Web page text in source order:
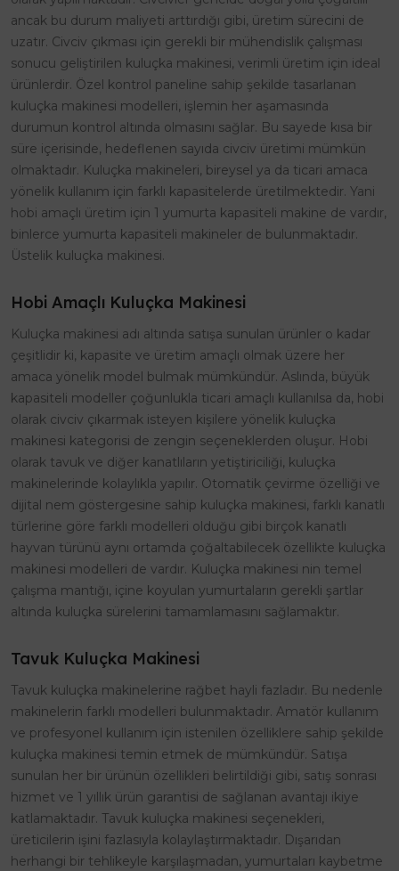
ancak bu durum maliyeti arttırdığı gibi, üretim sürecini de
uzatır. Civciv çıkması için gerekli bir mühendislik çalışması
sonucu geliştirilen kuluçka makinesi, verimli üretim için ideal
ürünlerdir. Özel kontrol paneline sahip şekilde tasarlanan
kuluçka makinesi modelleri, işlemin her aşamasında
durumun kontrol altında olmasını sağlar. Bu sayede kısa bir
süre içerisinde, hedeflenen sayıda civciv üretimi mümkün
olmaktadır. Kuluçka makineleri, bireysel ya da ticari amaca
yönelik kullanım için farklı kapasitelerde üretilmektedir. Yani
hobi amaçlı üretim için 1 yumurta kapasiteli makine de vardır,
binlerce yumurta kapasiteli makineler de bulunmaktadır.
Üstelik kuluçka makinesi.
Hobi Amaçlı Kuluçka Makinesi
Kuluçka makinesi adı altında satışa sunulan ürünler o kadar
çeşitlidir ki, kapasite ve üretim amaçlı olmak üzere her
amaca yönelik model bulmak mümkündür. Aslında, büyük
kapasiteli modeller çoğunlukla ticari amaçlı kullanılsa da, hobi
olarak civciv çıkarmak isteyen kişilere yönelik kuluçka
makinesi kategorisi de zengin seçeneklerden oluşur. Hobi
olarak tavuk ve diğer kanatlıların yetiştiriciliği, kuluçka
makinelerinde kolaylıkla yapılır. Otomatik çevirme özelliği ve
dijital nem göstergesine sahip kuluçka makinesi, farklı kanatlı
türlerine göre farklı modelleri olduğu gibi birçok kanatlı
hayvan türünü aynı ortamda çoğaltabilecek özellikte kuluçka
makinesi modelleri de vardır. Kuluçka makinesi nin temel
çalışma mantığı, içine koyulan yumurtaların gerekli şartlar
altında kuluçka sürelerini tamamlamasını sağlamaktır.
Tavuk Kuluçka Makinesi
Tavuk kuluçka makinelerine rağbet hayli fazladır. Bu nedenle
makinelerin farklı modelleri bulunmaktadır. Amatör kullanım
ve profesyonel kullanım için istenilen özelliklere sahip şekilde
kuluçka makinesi temin etmek de mümkündür. Satışa
sunulan her bir ürünün özellikleri belirtildiği gibi, satış sonrası
hizmet ve 1 yıllık ürün garantisi de sağlanan avantajı ikiye
katlamaktadır. Tavuk kuluçka makinesi seçenekleri,
üreticilerin işini fazlasıyla kolaylaştırmaktadır. Dışarıdan
herhangi bir tehlikeyle karşılaşmadan, yumurtaları kaybetme